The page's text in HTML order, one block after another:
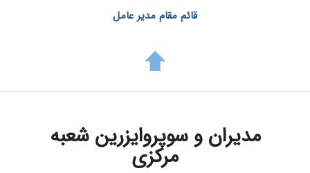
قائم مقام مدیر عامل
مدیران و سوپروایزرین شعبه
مرکزی